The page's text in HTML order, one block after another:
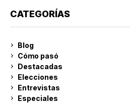
CATEGORÍAS
Blog
Cómo pasó
Destacadas
Elecciones
Entrevistas
Especiales